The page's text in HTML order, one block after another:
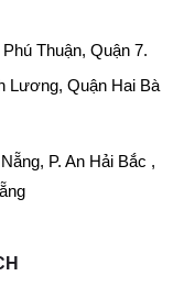
Thuận, Quận 7.
Lương, Quận Hai Bà
P. An Hải Bắc ,